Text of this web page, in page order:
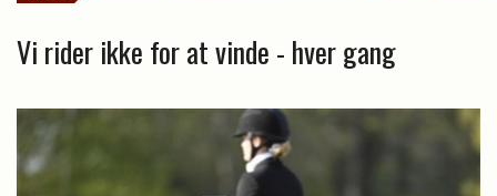
Vi rider ikke for at vinde - hver gang